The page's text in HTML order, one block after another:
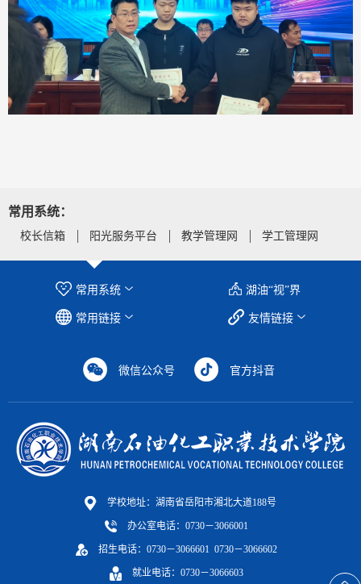
常用系统：
校长信箱 阳光服务平台 教学管理网 学工管理网
湖油“视”界
常用系统
友情链接
常用链接
微信公众号 官方抖音
学校地址：湖南省岳阳市湘北大道188号
办公室电话：0730－3066001
招生电话：0730－3066601 0730－3066602
就业电话：0730－3066603